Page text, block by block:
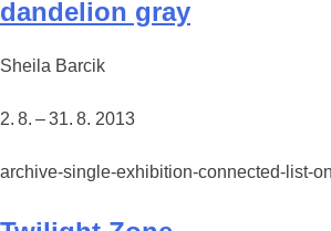
dandelion gray
Sheila Barcik
2. 8. – 31. 8. 2013
archive-single-exhibition-connected-list-